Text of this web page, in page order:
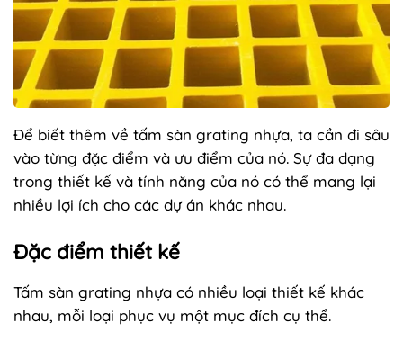
Để biết thêm về tấm sàn grating nhựa, ta cần đi sâu
vào từng đặc điểm và ưu điểm của nó. Sự đa dạng
trong thiết kế và tính năng của nó có thể mang lại
nhiều lợi ích cho các dự án khác nhau.
Đặc điểm thiết kế
Tấm sàn grating nhựa có nhiều loại thiết kế khác
nhau, mỗi loại phục vụ một mục đích cụ thể.